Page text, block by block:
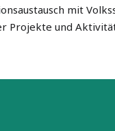
mit
Projekte und